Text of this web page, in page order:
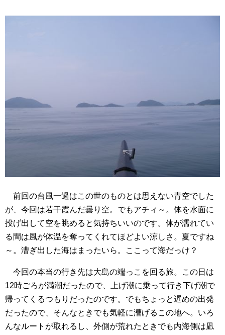
前回の台風一過はこの世のものとは思えない青空でした
が、今回は若干霞んだ曇り空。でもアチィ～。体を水面に
投げ出して空を眺めると気持ちいいのです。体が濡れてい
る間は風が体温を奪ってくれてほどよい涼しさ。夏ですね
～。漕ぎ出した海はまったいら。ここって海だっけ？
今回の本当の行き先は大島の端っこを回る旅。この日は
12時ごろが満潮だったので、上げ潮に乗って行き下げ潮で
帰ってくるつもりだったのです。でもちょっと遅めの出発
だったので、そんなときでも気軽に漕げるこの地へ。いろ
んなルートが取れるし、外側が荒れたときでも内海側は凪